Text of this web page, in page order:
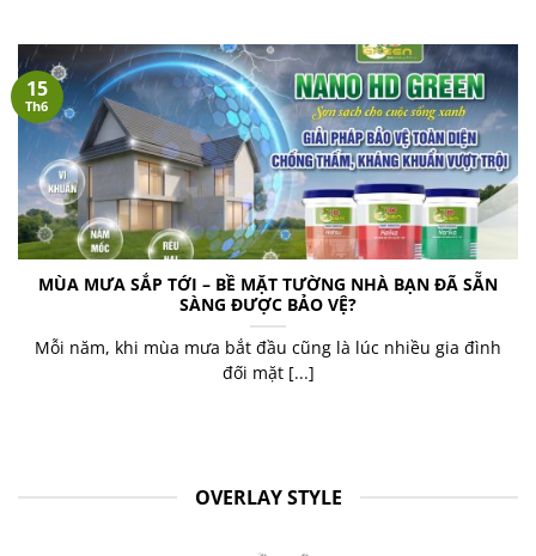
MÙA MƯA SẮP TỚI – BỀ MẶT TƯỜNG NHÀ BẠN ĐÃ SẴN
SÀNG ĐƯỢC BẢO VỆ?
Mỗi năm, khi mùa mưa bắt đầu cũng là lúc nhiều gia đình
đối mặt [...]
15
Th6
OVERLAY STYLE